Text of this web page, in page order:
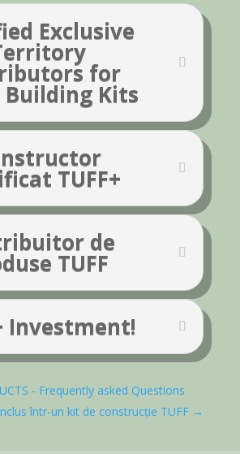
Exclusive
for
Building Kits
TUFF+
de
TUFF
Investment!
- Frequently asked Questions
într-un kit de construcție TUFF →